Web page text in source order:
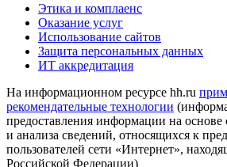
Этика и комплаенс
Оказание услуг
Использование сайтов
Защита персональных данных
ИТ аккредитация
На информационном ресурсе hh.ru
рекомендательные технологии
предоставления информации на основе
и анализа сведений, относящихся к
пользователей сети «Интернет»,
Российской Федерации)